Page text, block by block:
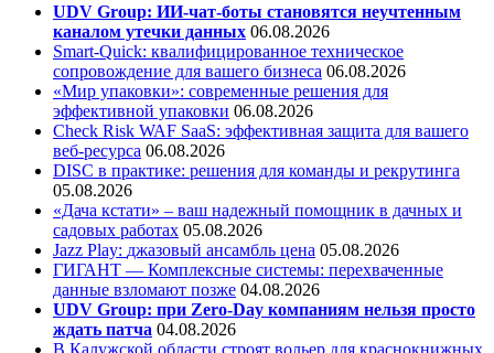
UDV Group: ИИ-чат-боты становятся неучтенным
каналом утечки данных 06.08.2026
Smart-Quick: квалифицированное техническое
сопровождение для вашего бизнеса 06.08.2026
«Мир упаковки»: современные решения для
эффективной упаковки 06.08.2026
Check Risk WAF SaaS: эффективная защита для вашего
веб-ресурса 06.08.2026
DISC в практике: решения для команды и рекрутинга
05.08.2026
«Дача кстати» – ваш надежный помощник в дачных и
садовых работах 05.08.2026
Jazz Play: джазовый ансамбль цена 05.08.2026
ГИГАНТ — Комплексные системы: перехваченные
данные взломают позже 04.08.2026
UDV Group: при Zero-Day компаниям нельзя просто
ждать патча 04.08.2026
В Калужской области строят вольер для краснокнижных